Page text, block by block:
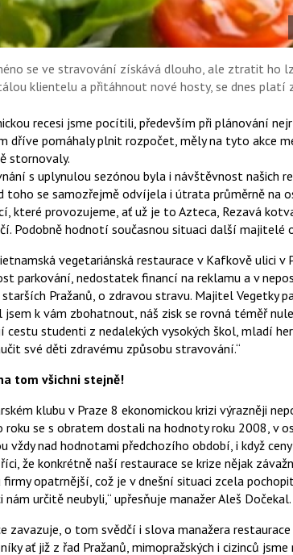
se ve stravování získává dlouho, ale ztratit ho
klientelu a přitáhnout nové hosty, se dnes platí
recesi jsme pocítili, především při plánování
dříve pomáhaly plnit rozpočet, měly na tyto akce
stornovaly.
s uplynulou sezónou byla i návštěvnost našich
toho se samozřejmě odvíjela i útrata průměrně na
které provozujeme, ať už je to Azteca, Rezavá
Podobně hodnotí současnou situaci další majitelé
vegetariánská restaurace v Kafkově ulici v
parkování, nedostatek financí na reklamu a v
Pražanů, o zdravou stravu. Majitel Vegetky
jsem k vám zbohatnout, náš zisk se rovná téměř
cestu studenti z nedalekých vysokých škol, mladí
své děti zdravému způsobu stravování.“
tom všichni stejně!
klubu v Praze 8 ekonomickou krizi výrazněji
roku se s obratem dostali na hodnoty roku 2008, v
vždy nad hodnotami předchozího období, i když
že konkrétně naší restaurace se krize nějak
opatrnější, což je v dnešní situaci zcela
nám určitě neubyli,“ upřesňuje manažer Aleš Dočekal.
zavazuje, o tom svědčí i slova manažera restaurace
ať již z řad Pražanů, mimopražských i cizinců